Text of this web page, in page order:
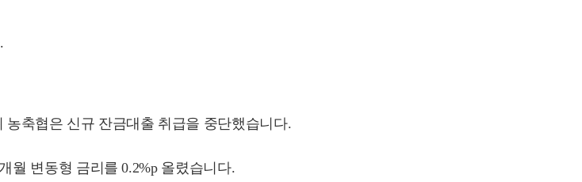
축협은 신규 잔금대출 취급을 중단했습니다.
월 변동형 금리를 0.2%p 올렸습니다.